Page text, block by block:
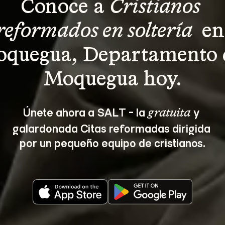
Conoce a Cristianos
en soltería
Departamento
Moquegua hoy.
Únete ahora a SALT - la gratuita y
galardonada Citas reformadas dirigida
por un pequeño equipo de cristianos.